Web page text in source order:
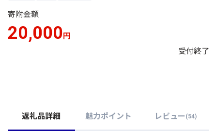
寄附金額
20,000 円
受付終了
返礼品詳細 魅力ポイント レビュー (54)